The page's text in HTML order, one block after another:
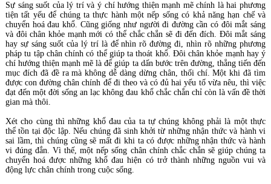
Sự sáng suốt của lý trí và ý chí hướng thiện mạnh mẽ chính là hai phương
tiện tất yếu để chúng ta thực hành một nếp sống có khả năng hạn chế và
chuyển hoá đau khổ. Cũng giống như người đi đường cần có đôi mắt sáng
và đôi chân khỏe mạnh mới có thể chắc chắn sẽ đi đến đích. Đôi mắt sáng
hay sự sáng suốt của lý trí là để nhìn rõ đường đi, nhìn rõ những phương
pháp tu tập chân chính có thể giúp ta thoát khổ. Đôi chân khỏe mạnh hay ý
chí hướng thiện mạnh mẽ là để giúp ta dấn bước trên đường, thẳng tiến đến
mục đích đã đề ra mà không dễ dàng dừng chân, thối chí. Một khi đã tìm
được con đường chân chính để đi theo và có đủ hai yếu tố vừa nêu, thì việc
đạt đến một đời sống an lạc không đau khổ chắc chắn chỉ còn là vấn đề thời
gian mà thôi.
Xét cho cùng thì những khổ đau của ta tự chúng không phải là một thực
thể tồn tại độc lập. Nếu chúng đã sinh khởi từ những nhận thức và hành vi
sai lầm, thì chúng cũng sẽ mất đi khi ta có được những nhận thức và hành
vi đúng đắn. Vì thế, một nếp sống chân chính chắc chắn sẽ giúp chúng ta
chuyển hoá được những khổ đau hiện có trở thành những nguồn vui và
động lực chân chính trong cuộc sống.